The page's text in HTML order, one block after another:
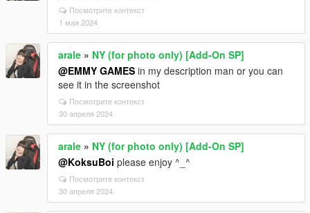
Посмотрите контекст
1 мая 2024
arale » NY (for photo only) [Add-On SP]
@EMMY GAMES in my description man or you can
see it in the screenshot
Посмотрите контекст
30 апреля 2024
arale » NY (for photo only) [Add-On SP]
@KoksuBoi please enjoy ^_^
Посмотрите контекст
30 апреля 2024